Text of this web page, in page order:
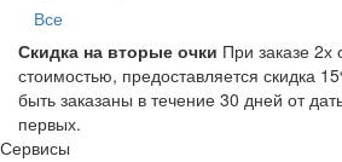
Все
Скидка на вторые очки При заказе
стоимостью, предоставляется скидка
быть заказаны в течение 30 дней от
первых.
Сервисы